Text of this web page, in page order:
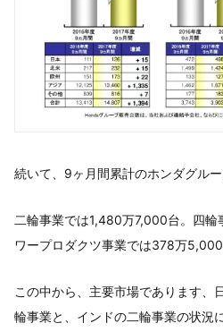
続いて、9ヶ月間累計のホンダグルー
二輪事業では1,480万7,000台。四
ワープロダクツ事業では378万5,000
この中から、主要市場であります、
輪事業と、インドの二輪事業の状況